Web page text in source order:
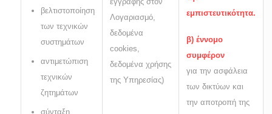
βελτιστοποίηση
των τεχνικών
συστημάτων
αντιμετώπιση
τεχνικών
ζητημάτων
σύνταξη
Λογαριασμό,
δεδομένα
cookies,
δεδομένα χρήσης
της Υπηρεσίας)
εμπιστευτικότητα.
β) έννομο
συμφέρον
για την ασφάλεια
των δικτύων και
την αποτροπή της